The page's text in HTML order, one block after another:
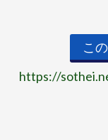
こ
https://